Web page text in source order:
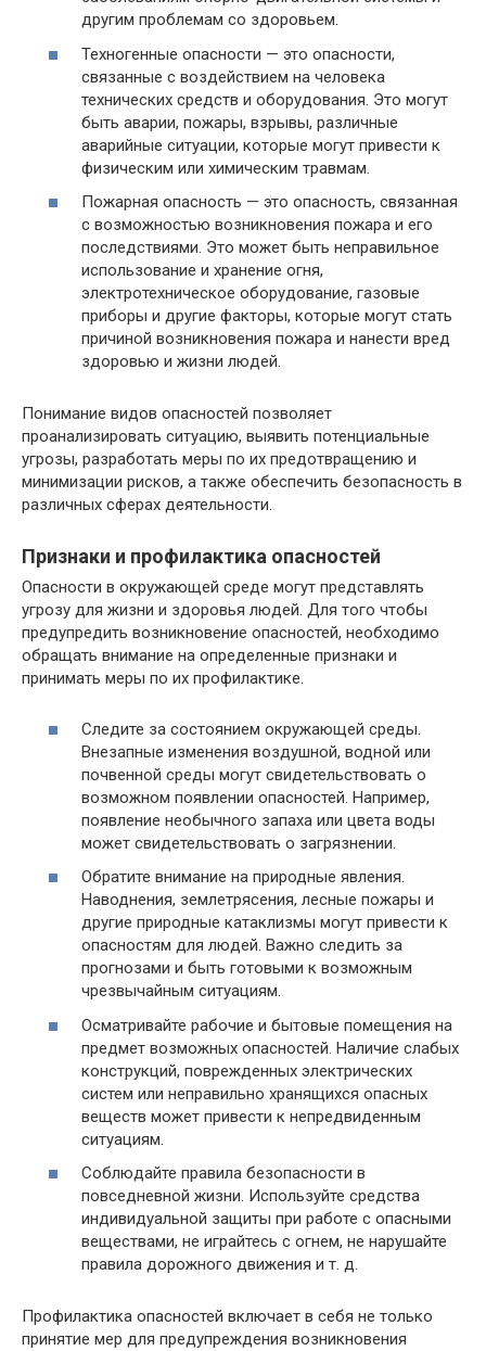
другим проблемам со здоровьем.
Техногенные опасности — это опасности,
связанные с воздействием на человека
технических средств и оборудования. Это могут
быть аварии, пожары, взрывы, различные
аварийные ситуации, которые могут привести к
физическим или химическим травмам.
Пожарная опасность — это опасность, связанная
с возможностью возникновения пожара и его
последствиями. Это может быть неправильное
использование и хранение огня,
электротехническое оборудование, газовые
приборы и другие факторы, которые могут стать
причиной возникновения пожара и нанести вред
здоровью и жизни людей.
Понимание видов опасностей позволяет
проанализировать ситуацию, выявить потенциальные
угрозы, разработать меры по их предотвращению и
минимизации рисков, а также обеспечить безопасность в
различных сферах деятельности.
Признаки и профилактика опасностей
Опасности в окружающей среде могут представлять
угрозу для жизни и здоровья людей. Для того чтобы
предупредить возникновение опасностей, необходимо
обращать внимание на определенные признаки и
принимать меры по их профилактике.
Следите за состоянием окружающей среды.
Внезапные изменения воздушной, водной или
почвенной среды могут свидетельствовать о
возможном появлении опасностей. Например,
появление необычного запаха или цвета воды
может свидетельствовать о загрязнении.
Обратите внимание на природные явления.
Наводнения, землетрясения, лесные пожары и
другие природные катаклизмы могут привести к
опасностям для людей. Важно следить за
прогнозами и быть готовыми к возможным
чрезвычайным ситуациям.
Осматривайте рабочие и бытовые помещения на
предмет возможных опасностей. Наличие слабых
конструкций, поврежденных электрических
систем или неправильно хранящихся опасных
веществ может привести к непредвиденным
ситуациям.
Соблюдайте правила безопасности в
повседневной жизни. Используйте средства
индивидуальной защиты при работе с опасными
веществами, не играйтесь с огнем, не нарушайте
правила дорожного движения и т. д.
Профилактика опасностей включает в себя не только
принятие мер для предупреждения возникновения